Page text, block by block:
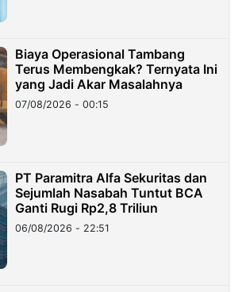
Biaya Operasional Tambang
Terus Membengkak? Ternyata Ini
yang Jadi Akar Masalahnya
07/08/2026 - 00:15
PT Paramitra Alfa Sekuritas dan
Sejumlah Nasabah Tuntut BCA
Ganti Rugi Rp2,8 Triliun
06/08/2026 - 22:51